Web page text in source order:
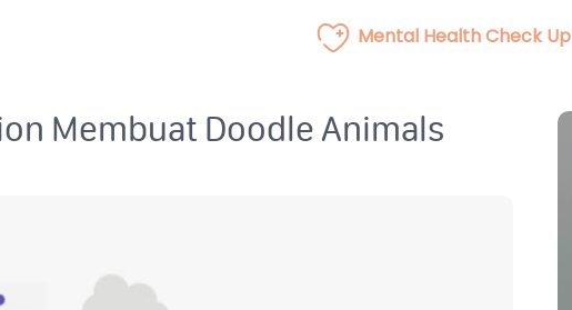
Mental Health Check Up
Membuat Doodle Animals